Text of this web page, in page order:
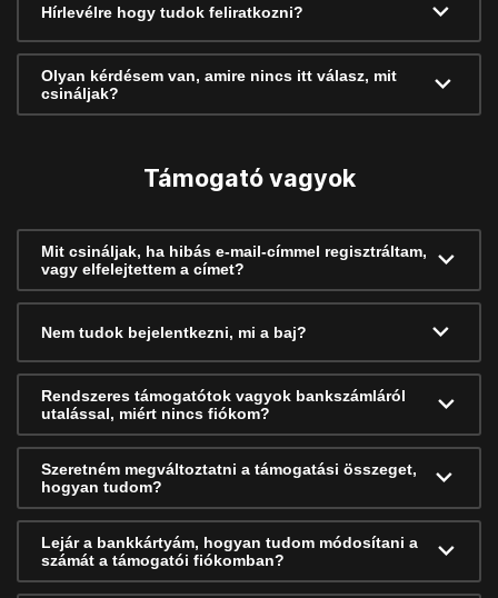
Hírlevélre hogy tudok feliratkozni?
Olyan kérdésem van, amire nincs itt válasz, mit
csináljak?
Támogató vagyok
Mit csináljak, ha hibás e-mail-címmel regisztráltam,
vagy elfelejtettem a címet?
Nem tudok bejelentkezni, mi a baj?
Rendszeres támogatótok vagyok bankszámláról
utalással, miért nincs fiókom?
Szeretném megváltoztatni a támogatási összeget,
hogyan tudom?
Lejár a bankkártyám, hogyan tudom módosítani a
számát a támogatói fiókomban?